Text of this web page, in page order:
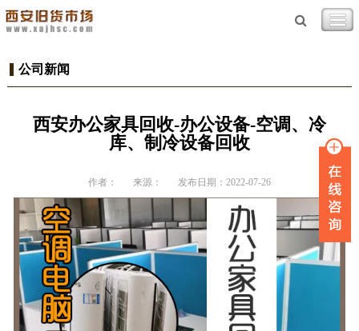
公司新闻
西安办公家具回收-办公设备-空调、冷
库、制冷设备回收
作者： 来源： 发布日期：2022-07-26